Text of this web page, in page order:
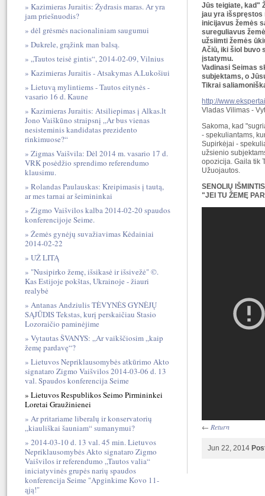
Jūs teigiate, kad"
jau yra išspręstos
inicijavus žemės
sureguliavus
užsiimti žemės
Ačiū, iki šiol buvo
įstatymu.
Vadinasi Seimas
subjektams, o
Tikrai
http://
Vladas Vilimas -
Sakoma, kad
- spekuliantams,
Supirkėjai -
užsienio
opozicija. Gaila tik
Užuojautos.
SENOLIŲ
"JEI TU ŽEMĘ
← Return
Jun 22, 2014
Kazimieras Juraitis: Žydrasis maras. Ar yra
jam priešnuodis?
dėl grėsmės nacionaliniam saugumui
Dukrele, grąžink man balsą.
„Tautos teisė gintis“, 2014-02-09, Vilnius
Kazimieras Juraitis - Atsakymas A.Lukošiui
Lietuvą mylintiems - Tautos eitynės -
vasario 16 d. Kaune
Kazimieras Juraitis: Atsiliepimas į Alkas.lt
Jono Vaiškūno straipsnį „Ar bus vienas
nesisteminis kandidatas prezidento
rinkimuose?“
Zigmas Vaišvila: Dėl 2014 m. vasario 17 d.
VRK posėdžio sprendimo referendumo
klausimu.
Rolandas Paulauskas: Kreipimasis į tautą,
ar mes tarnai ar šeimininkai
Zigmo Vaišvilos kalba 2014-02-20 spaudos
konferencijoje Seime.
Žemės gynėjų suvažiavimas Kėdainiai
2014-02-22
UŽ LITĄ
"Nusipirko žemę, išsikasė ir išsivežė" ©.
Kas Estijoje pokštas, Ukrainoje - žiauri
realybė
Antanas Andziulis TĖVYNĖS GYNĖJŲ
SĄJŪDIS Tekstas, kurį perskaičiau Stasio
Lozoraičio paminėjime
Vytautas ŠVANYS: „Ar vaikščiosim „kaip
žemę pardavę“?
Lietuvos Nepriklausomybės atkūrimo Akto
signataro Zigmo Vaišvilos 2014-03-06 d. 13
val. Spaudos konferencija Seime
Lietuvos Respublikos Seimo Pirmininkei
Loretai Graužinienei
Ar pritariame liberalų ir konservatorių
„kiauliškai šauniam“ sumanymui?
2014-03-10 d. 13 val. 45 min. Lietuvos
Nepriklausomybės Akto signataro Zigmo
Vaišvilos ir referendumo „Tautos valia“
iniciatyvinės grupės narių spaudos
konferencija Seime "Apginkime Kovo 11-
ąją!"